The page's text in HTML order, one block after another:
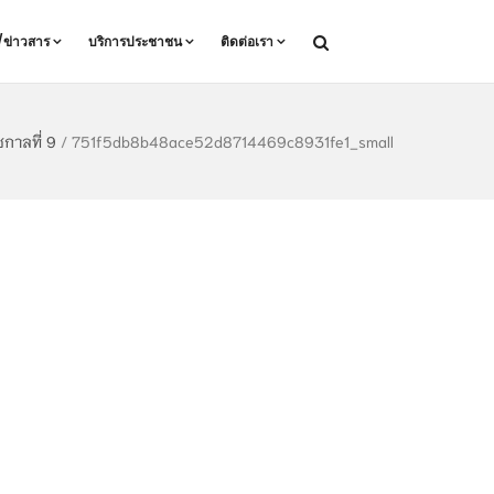
าวสาร บริการประชาชน ติดต่อเรา
กาลที่ 9 / 751f5db8b48ace52d8714469c8931fe1_small